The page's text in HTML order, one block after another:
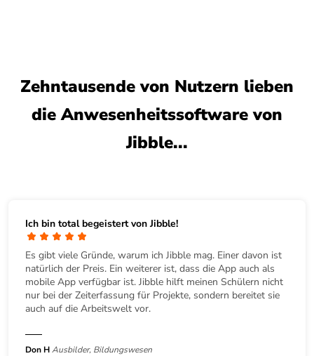
Zehntausende von Nutzern lieben
die Anwesenheitssoftware von
Jibble...
Ich bin total begeistert von Jibble!
Es gibt viele Gründe, warum ich Jibble mag. Einer davon ist
natürlich der Preis. Ein weiterer ist, dass die App auch als
mobile App verfügbar ist. Jibble hilft meinen Schülern nicht
nur bei der Zeiterfassung für Projekte, sondern bereitet sie
auch auf die Arbeitswelt vor.
Don HAusbilder, Bildungswesen